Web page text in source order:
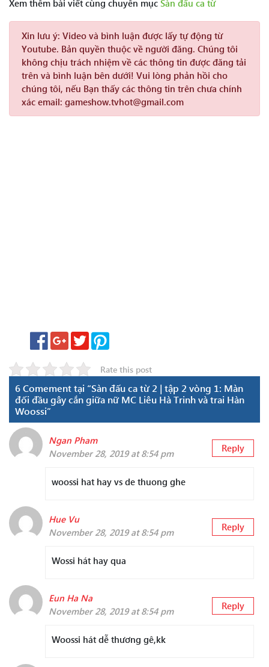
Xem thêm bài viết cùng chuyên mục Sàn đấu ca từ
Xin lưu ý: Video và bình luận được lấy tự động từ
Youtube. Bản quyền thuộc về người đăng. Chúng tôi
không chịu trách nhiệm về các thông tin được đăng tải
trên và bình luận bên dưới! Vui lòng phản hồi cho
chúng tôi, nếu Bạn thấy các thông tin trên chưa chính
xác email: gameshow.tvhot@gmail.com
Rate this post
6 Comement tại “Sàn đấu ca từ 2 | tập 2 vòng 1: Màn
đối đầu gây cắn giữa nữ MC Liêu Hà Trinh và trai Hàn
Woossi”
Ngan Pham
November 28, 2019 at 8:54 pm
Reply
woossi hat hay vs de thuong ghe
Hue Vu
November 28, 2019 at 8:54 pm
Reply
Wossi hát hay qua
Eun Ha Na
November 28, 2019 at 8:54 pm
Reply
Woossi hát dễ thương gê,kk